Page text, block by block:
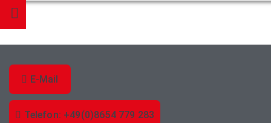
Produktseite
weist
mehrere
Varianten
auf.
Optionen
können
E-Mail
Telefon: +49(0)8654 779 283